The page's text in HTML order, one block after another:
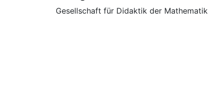
Gesellschaft für Didaktik der Mathematik